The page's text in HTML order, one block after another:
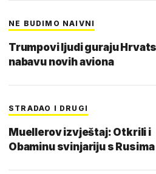
NE BUDIMO NAIVNI
Trumpovi ljudi guraju
nabavu novih aviona
STRADAO I DRUGI
Muellerov izvještaj: Otkrili i
Obaminu svinjariju s Rusima